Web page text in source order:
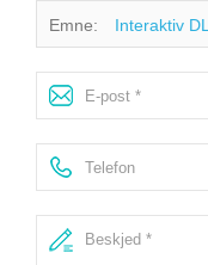
Emne: Interaktiv